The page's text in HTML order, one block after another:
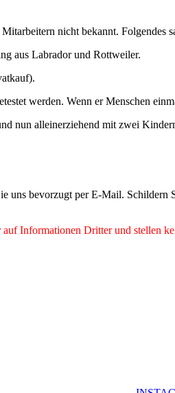
nicht bekannt. Folgendes
aus Labrador und Rottweiler.
werden. Wenn er Menschen
nun alleinerziehend mit zwei
uns bevorzugt per E-Mail.
Informationen Dritter und stellen